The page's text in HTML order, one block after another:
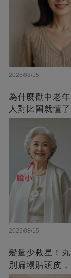
2025/08/15
為什麼勸中老
人對比圖就懂了
2025/08/15
髮量少救星！
別扁塌貼頭皮